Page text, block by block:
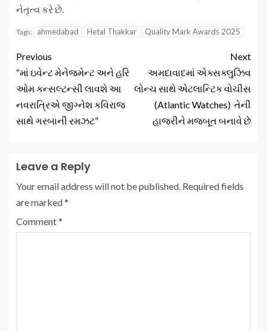
નેતૃત્વ કરે છે.
Tags: ahmedabad Hetal Thakkar Quality Mark Awards 2025
Previous
“માં ઇવેન્ટ મેનેજમેન્ટ અને હરિ
ઓમ કન્સલ્ટન્સી લાવશે આ
નવરાત્રિએ જીગ્નેશ કવિરાજ
સાથે ગરબાની રમઝટ”
Next
અમદાવાદમાં એક્સક્લુઝિવ
લોન્ચ સાથે એટલાન્ટિક વોચીસ
(Atlantic Watches) તેની
હાજરીને મજબૂત બનાવે છે
Leave a Reply
Your email address will not be published. Required fields
are marked*
Comment*